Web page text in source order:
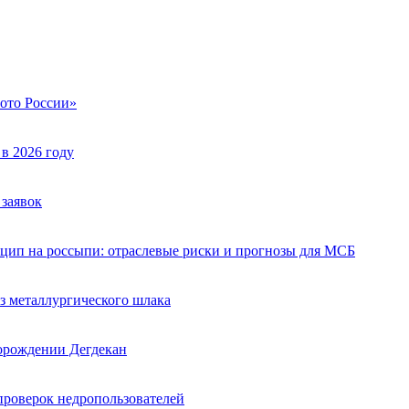
России»
2026 году
на россыпи: отраслевые риски и прогнозы для МСБ
металлургического шлака
Дегдекан
недропользователей